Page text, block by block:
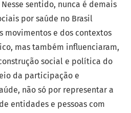
sentido, nunca é demais
por saúde no Brasil
movimentos e dos contextos
mas também influenciaram,
social e política do
da participação e
não só por representar a
entidades e pessoas com